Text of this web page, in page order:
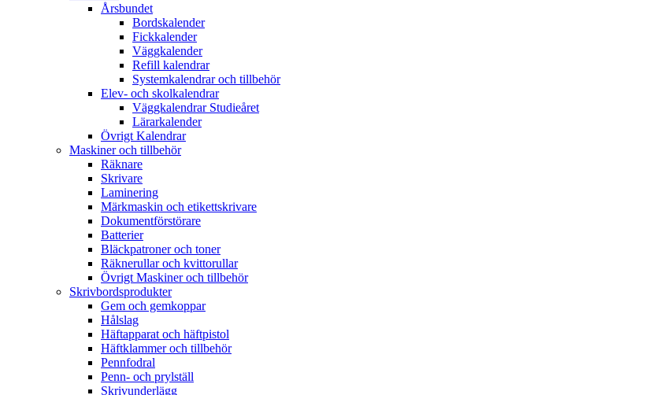
Årsbundet
Bordskalender
Fickkalender
Väggkalender
Refill kalendrar
Systemkalendrar och tillbehör
Elev- och skolkalendrar
Väggkalendrar Studieåret
Lärarkalender
Övrigt Kalendrar
Maskiner och tillbehör
Räknare
Skrivare
Laminering
Märkmaskin och etikettskrivare
Dokumentförstörare
Batterier
Bläckpatroner och toner
Räknerullar och kvittorullar
Övrigt Maskiner och tillbehör
Skrivbordsprodukter
Gem och gemkoppar
Hålslag
Häftapparat och häftpistol
Häftklammer och tillbehör
Pennfodral
Penn- och prylställ
Skrivunderlägg